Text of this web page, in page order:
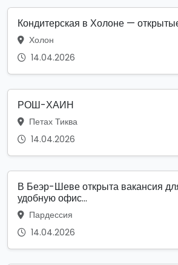
Кондитерская в Холоне —
Холон
14.04.2026
РОШ-ХАИН
Петах Тиква
14.04.2026
В Беэр-Шеве открыта вакансия
удобную офис...
Пардессия
14.04.2026